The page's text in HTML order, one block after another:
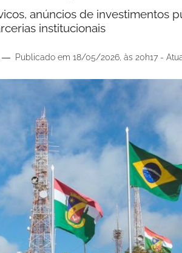
anúncios de investimentos
institucionais
Publicado em 18/05/2026, às 20h17 -